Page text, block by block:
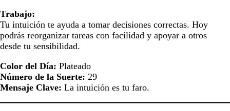
Trabajo:
Tu intuición te ayuda a tomar decisiones correctas. Hoy
podrás reorganizar tareas con facilidad y apoyar a otros
desde tu sensibilidad.
Color del Día: Plateado
Número de la Suerte: 29
Mensaje Clave: La intuición es tu faro.